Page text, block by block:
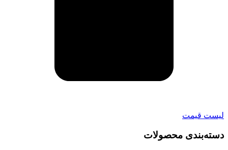
لیست قیمت
دسته‌بندی محصولات